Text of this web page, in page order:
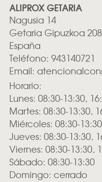
ALIPROX GETARIA
Nagusia 14
Getaria Gipuzkoa
España
Teléfono: 943140721
Email:
Horario:
Lunes: 08:30-13:30,
Martes: 08:30-13:30,
Miércoles: 08:30-
Jueves: 08:30-13:30,
Viernes: 08:30-13:30,
Sábado: 08:30-13:30
Domingo: cerrado